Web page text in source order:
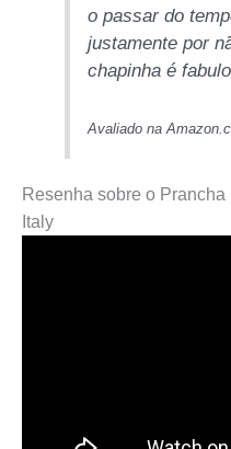
o passar do
justamente por
chapinha é
Avaliado na
Resenha sobre o
Italy